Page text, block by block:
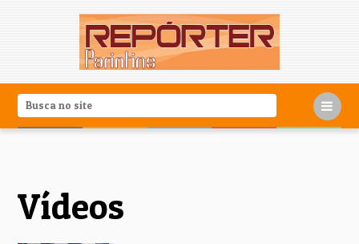
Vídeos